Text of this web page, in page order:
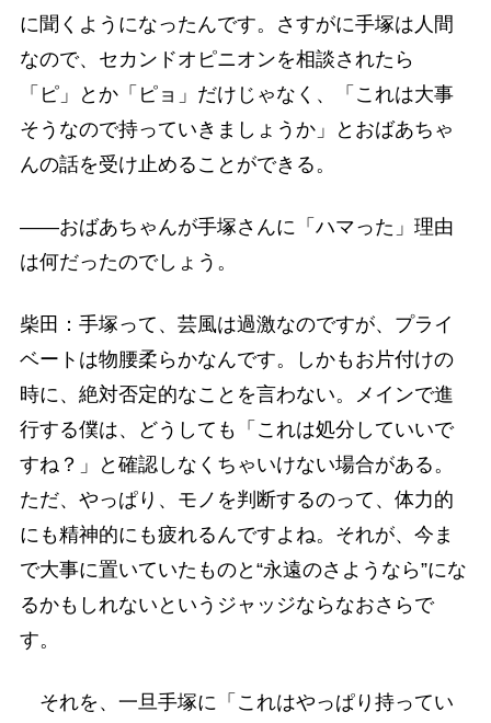
に聞くようになったんです。さすがに手塚は人間
なので、セカンドオピニオンを相談されたら
「ピ」とか「ピョ」だけじゃなく、「これは大事
そうなので持っていきましょうか」とおばあちゃ
んの話を受け止めることができる。
――おばあちゃんが手塚さんに「ハマった」理由
は何だったのでしょう。
柴田：手塚って、芸風は過激なのですが、プライ
ベートは物腰柔らかなんです。しかもお片付けの
時に、絶対否定的なことを言わない。メインで進
行する僕は、どうしても「これは処分していいで
すね？」と確認しなくちゃいけない場合がある。
ただ、やっぱり、モノを判断するのって、体力的
にも精神的にも疲れるんですよね。それが、今ま
で大事に置いていたものと“永遠のさようなら”にな
るかもしれないというジャッジならなおさらで
す。
それを、一旦手塚に「これはやっぱり持ってい